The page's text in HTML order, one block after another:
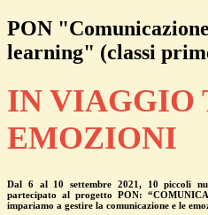
PON
learning" (classi
IN VIAGGIO
EMOZIONI
Dal 6 al 10 settembre 2021, 10 piccoli
partecipato al progetto PON:
impariamo a gestire la comunicazione e le